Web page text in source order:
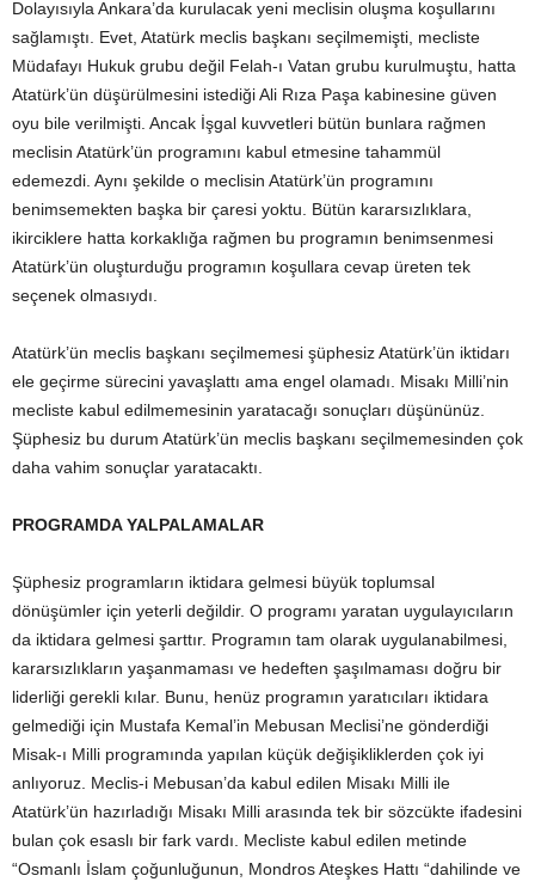
Dolayısıyla Ankara’da kurulacak yeni meclisin oluşma koşullarını
sağlamıştı. Evet, Atatürk meclis başkanı seçilmemişti, mecliste
Müdafayı Hukuk grubu değil Felah-ı Vatan grubu kurulmuştu, hatta
Atatürk’ün düşürülmesini istediği Ali Rıza Paşa kabinesine güven
oyu bile verilmişti. Ancak İşgal kuvvetleri bütün bunlara rağmen
meclisin Atatürk’ün programını kabul etmesine tahammül
edemezdi. Aynı şekilde o meclisin Atatürk’ün programını
benimsemekten başka bir çaresi yoktu. Bütün kararsızlıklara,
ikirciklere hatta korkaklığa rağmen bu programın benimsenmesi
Atatürk’ün oluşturduğu programın koşullara cevap üreten tek
seçenek olmasıydı.
Atatürk’ün meclis başkanı seçilmemesi şüphesiz Atatürk’ün iktidarı
ele geçirme sürecini yavaşlattı ama engel olamadı. Misakı Milli’nin
mecliste kabul edilmemesinin yaratacağı sonuçları düşününüz.
Şüphesiz bu durum Atatürk’ün meclis başkanı seçilmemesinden çok
daha vahim sonuçlar yaratacaktı.
PROGRAMDA YALPALAMALAR
Şüphesiz programların iktidara gelmesi büyük toplumsal
dönüşümler için yeterli değildir. O programı yaratan uygulayıcıların
da iktidara gelmesi şarttır. Programın tam olarak uygulanabilmesi,
kararsızlıkların yaşanmaması ve hedeften şaşılmaması doğru bir
liderliği gerekli kılar. Bunu, henüz programın yaratıcıları iktidara
gelmediği için Mustafa Kemal’in Mebusan Meclisi’ne gönderdiği
Misak-ı Milli programında yapılan küçük değişikliklerden çok iyi
anlıyoruz. Meclis-i Mebusan’da kabul edilen Misakı Milli ile
Atatürk’ün hazırladığı Misakı Milli arasında tek bir sözcükte ifadesini
bulan çok esaslı bir fark vardı. Mecliste kabul edilen metinde
“Osmanlı İslam çoğunluğunun, Mondros Ateşkes Hattı “dahilinde ve